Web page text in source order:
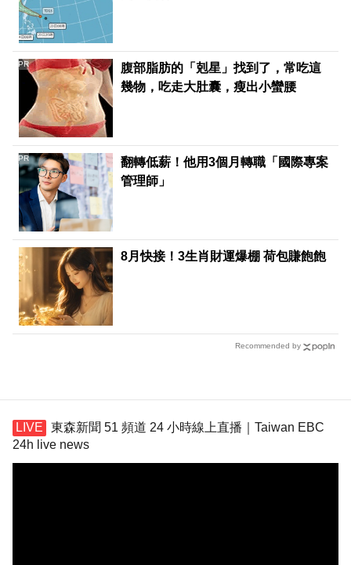
腹部脂肪的「剋星」找到了，常吃這
幾物，吃走大肚囊，瘦出小蠻腰
PR
翻轉低薪！他用3個月轉職「國際專案
管理師」
PR
8月快接！3生肖財運爆棚 荷包賺飽飽
Recommended by
東森新聞 51 頻道 24 小時線上直播｜Taiwan EBC
24h live news